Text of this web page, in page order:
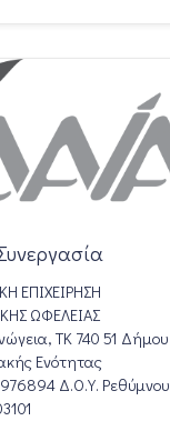
ΕΠΙΧΕΙΡΗΣΗ
ΩΦΕΛΕΙΑΣ
ΤΚ 740 51 Δήμου
Ενότητας
Δ.Ο.Υ. Ρεθύμνου